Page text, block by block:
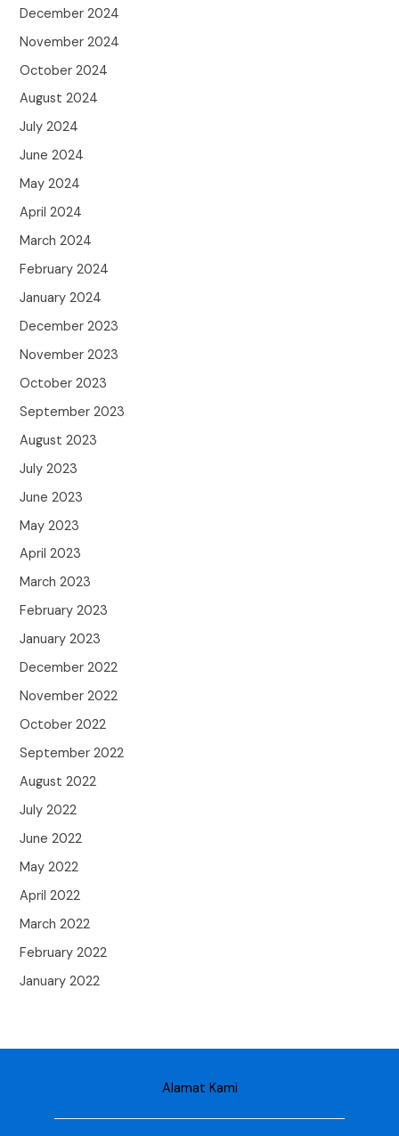
December 2024
November 2024
October 2024
August 2024
July 2024
June 2024
May 2024
April 2024
March 2024
February 2024
January 2024
December 2023
November 2023
October 2023
September 2023
August 2023
July 2023
June 2023
May 2023
April 2023
March 2023
February 2023
January 2023
December 2022
November 2022
October 2022
September 2022
August 2022
July 2022
June 2022
May 2022
April 2022
March 2022
February 2022
January 2022
Alamat Kami